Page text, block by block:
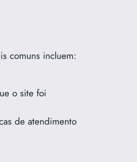
comuns incluem:
o site foi
de atendimento